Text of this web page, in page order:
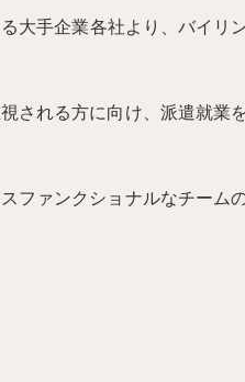
大手企業各社より、バイ
される方に向け、派遣就
ファンクショナルなチー